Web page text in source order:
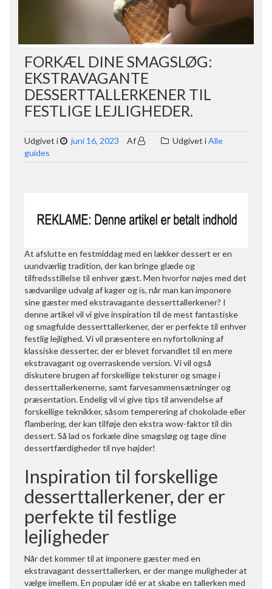
FORKÆL DINE SMAGSLØG:
EKSTRAVAGANTE
DESSERTTALLERKENER TIL
FESTLIGE LEJLIGHEDER.
Udgivet i juni 16, 2023 Af Udgivet iAlle
guides
At afslutte en festmiddag med en lækker dessert er en
uundværlig tradition, der kan bringe glæde og
tilfredsstillelse til enhver gæst. Men hvorfor nøjes med det
sædvanlige udvalg af kager og is, når man kan imponere
sine gæster med ekstravagante desserttallerkener? I
denne artikel vil vi give inspiration til de mest fantastiske
og smagfulde desserttallerkener, der er perfekte til enhver
festlig lejlighed. Vi vil præsentere en nyfortolkning af
klassiske desserter, der er blevet forvandlet til en mere
ekstravagant og overraskende version. Vi vil også
diskutere brugen af forskellige teksturer og smage i
desserttallerkenerne, samt farvesammensætninger og
præsentation. Endelig vil vi give tips til anvendelse af
forskellige teknikker, såsom temperering af chokolade eller
flambering, der kan tilføje den ekstra wow-faktor til din
dessert. Så lad os forkæle dine smagsløg og tage dine
dessertfærdigheder til nye højder!
Inspiration til forskellige
desserttallerkener, der er
perfekte til festlige
lejligheder
Når det kommer til at imponere gæster med en
ekstravagant desserttallerken, er der mange muligheder at
vælge imellem. En populær idé er at skabe en tallerken med